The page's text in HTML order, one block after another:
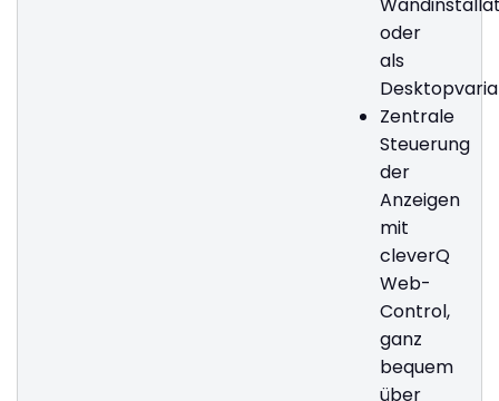
oder
als
Zentrale
Steuerung
der
Anzeigen
mit
cleverQ
Web-
Control,
ganz
bequem
über